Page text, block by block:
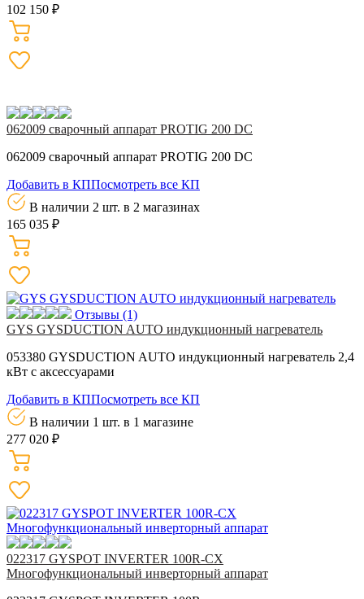
102 150 ₽
062009 сварочный аппарат PROTIG 200 DC
062009 сварочный аппарат PROTIG 200 DC
Добавить в КППосмотреть все КП
В наличии 2 шт. в 2 магазинах
165 035 ₽
Отзывы (1)
GYS GYSDUCTION AUTO индукционный нагреватель
053380 GYSDUCTION AUTO индукционный нагреватель 2,4
кВт с аксессуарами
Добавить в КППосмотреть все КП
В наличии 1 шт. в 1 магазине
277 020 ₽
022317 GYSPOT INVERTER 100R-СX
Многофункциональный инверторный аппарат